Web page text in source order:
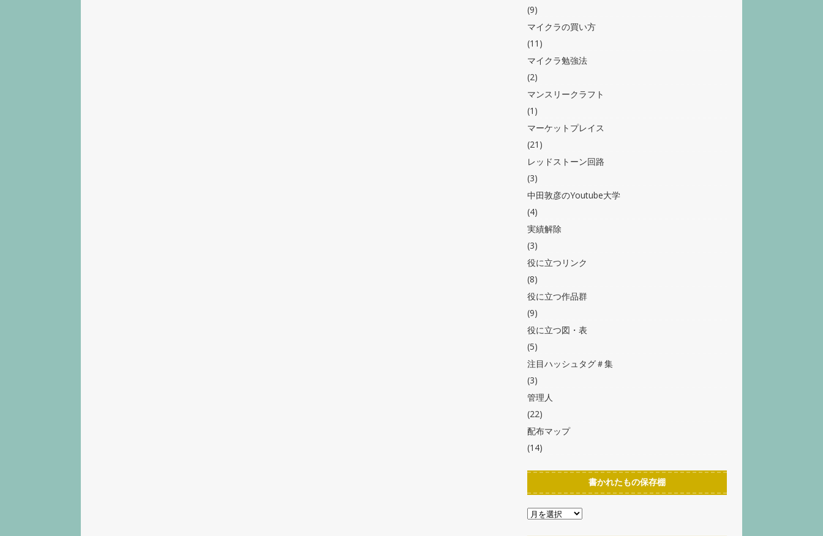
(9)
マイクラの買い方
(11)
マイクラ勉強法
(2)
マンスリークラフト
(1)
マーケットプレイス
(21)
レッドストーン回路
(3)
中田敦彦のYoutube大学
(4)
実績解除
(3)
役に立つリンク
(8)
役に立つ作品群
(9)
役に立つ図・表
(5)
注目ハッシュタグ＃集
(3)
管理人
(22)
配布マップ
(14)
書かれたもの保存棚